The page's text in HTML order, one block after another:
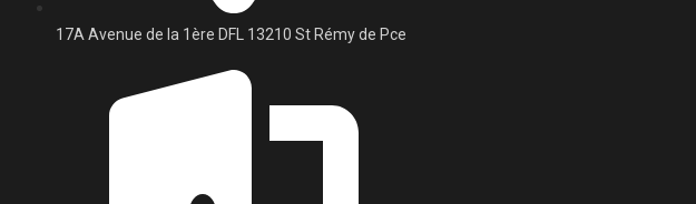
17A Avenue de la 1ère DFL 13210 St Rémy de Pce